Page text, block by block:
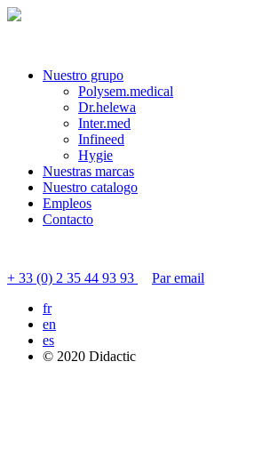
Nuestro grupo
Polysem.medical
Dr.helewa
Inter.med
Infineed
Hygie
Nuestras marcas
Nuestro catalogo
Empleos
Contacto
+ 33 (0) 2 35 44 93 93
Par email
fr
en
es
© 2020 Didactic